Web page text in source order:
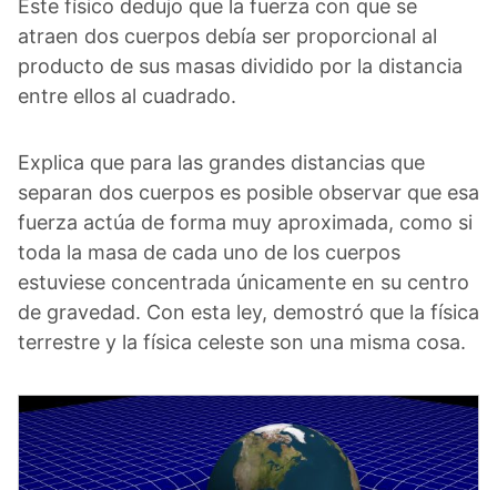
Este físico dedujo que la fuerza con que se
atraen dos cuerpos debía ser proporcional al
producto de sus masas dividido por la distancia
entre ellos al cuadrado.
Explica que para las grandes distancias que
separan dos cuerpos es posible observar que esa
fuerza actúa de forma muy aproximada, como si
toda la masa de cada uno de los cuerpos
estuviese concentrada únicamente en su centro
de gravedad. Con esta ley, demostró que la física
terrestre y la física celeste son una misma cosa.